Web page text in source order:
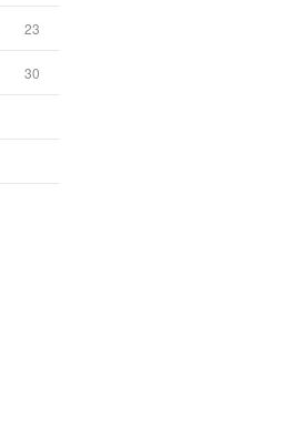
23
30